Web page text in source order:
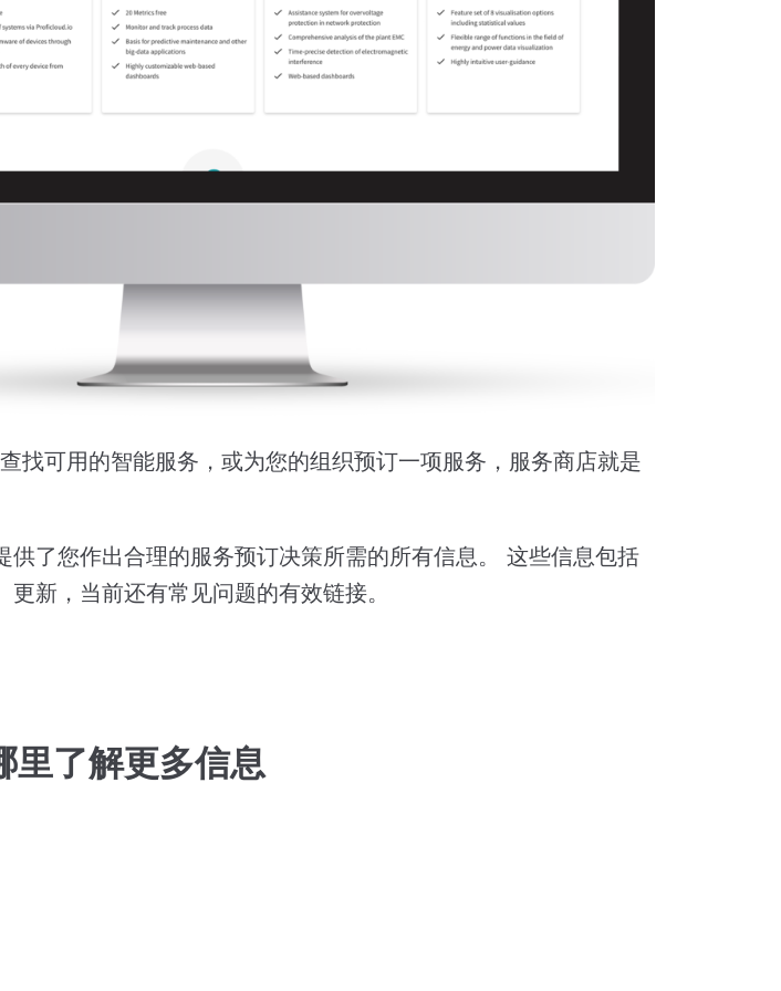
找可用的智能服务，或为您的组织预订一项服务，服务商店就是
供了您作出合理的服务预订决策所需的所有信息。 这些信息包括
更新，当前还有常见问题的有效链接。
里了解更多信息